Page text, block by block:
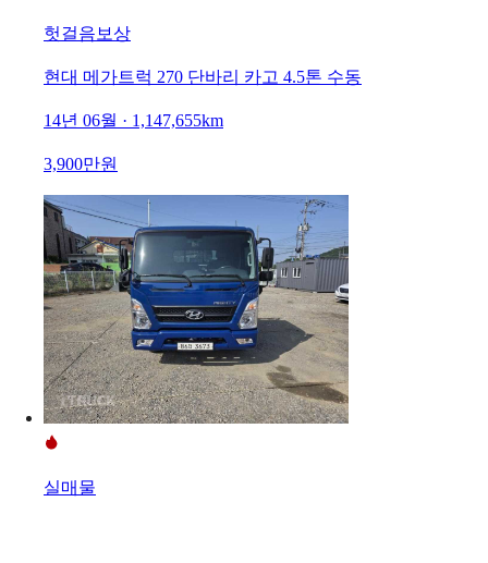
헛걸음보상
현대 메가트럭 270 단바리 카고 4.5톤 수동
14년 06월 · 1,147,655km
3,900만원
실매물